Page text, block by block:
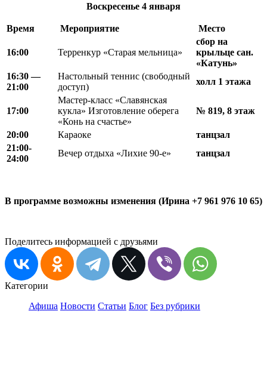
Воскресенье 4 января
Время Мероприятие Место
16:00 Терренкур «Старая мельница»
сбор на
крыльце сан.
«Катунь»
16:30 —
21:00
Настольный теннис (свободный
доступ)
холл 1 этажа
17:00
Мастер-класс «Славянская
кукла» Изготовление оберега
«Конь на счастье»
№ 819, 8 этаж
20:00 Караоке
танцзал
21:00-
24:00
Вечер отдыха «Лихие 90-е» танцзал
В программе возможны изменения (Ирина +7 961 976 10 65)
Поделитесь информацией с друзьями
Категории
Афиша Новости Статьи Блог Без рубрики